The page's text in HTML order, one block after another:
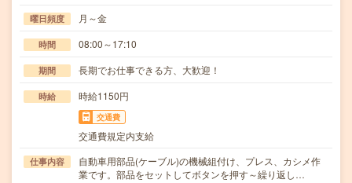
曜日頻度 月～金
時間 08:00～17:10
期間 長期でお仕事できる方、大歓迎！
時給 時給1150円
交通費
交通費規定内支給
仕事内容
自動車用部品(ケーブル)の機械組付け、プレス、カシメ作
業です。部品をセットしてボタンを押す～繰り返し…